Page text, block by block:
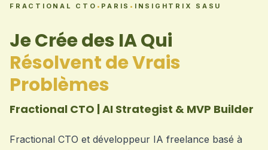
FRACTIONAL CTO • PARIS • INSIGHTRIX SASU
Je Crée des IA Qui
Résolvent de Vrais
Problèmes
Fractional CTO | AI Strategist & MVP Builder
Fractional CTO et développeur IA freelance basé à